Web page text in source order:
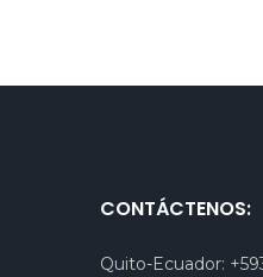
CONTÁCTENOS:
Quito-Ecuador: